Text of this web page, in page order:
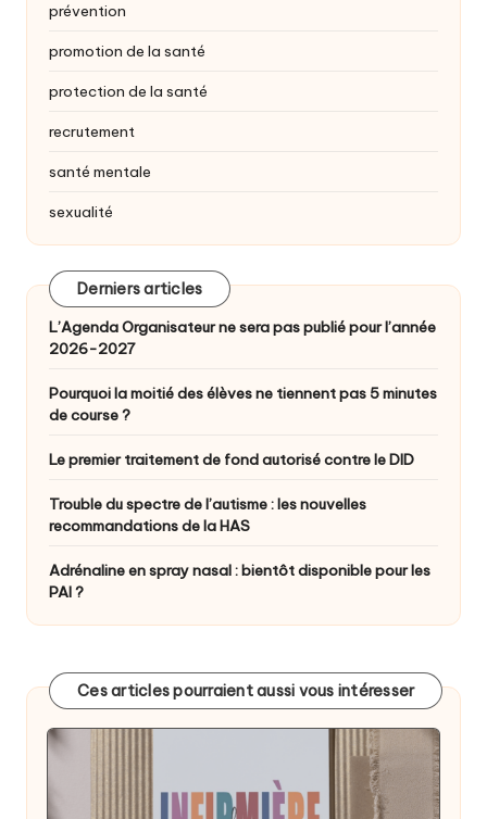
prévention
promotion de la santé
protection de la santé
recrutement
santé mentale
sexualité
Derniers articles
L’Agenda Organisateur ne sera pas publié pour l’année
2026-2027
Pourquoi la moitié des élèves ne tiennent pas 5 minutes
de course ?
Le premier traitement de fond autorisé contre le DID
Trouble du spectre de l’autisme : les nouvelles
recommandations de la HAS
Adrénaline en spray nasal : bientôt disponible pour les
PAI ?
Ces articles pourraient aussi vous intéresser